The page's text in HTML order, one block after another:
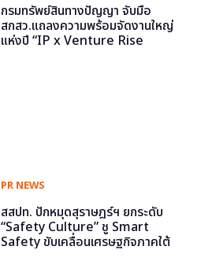
กรมทรัพย์สินทางปัญญา จับมือ
สกสว.แถลงความพร้อมจัดงานใหญ่
แห่งปี “IP x Venture Rise
PR NEWS
สสปท. ปักหมุดสุราษฎร์ฯ ยกระดับ
“Safety Culture” ชู Smart
Safety ขับเคลื่อนเศรษฐกิจภาคใต้